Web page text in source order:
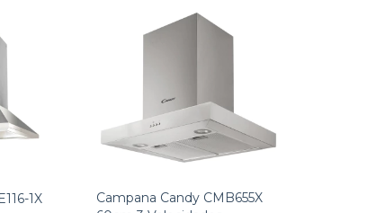
1X
Campana Candy CMB655X